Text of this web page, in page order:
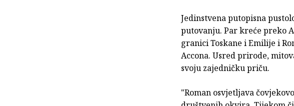
Jedinstvena putopisna
putovanju. Par kreće preko
granici Toskane i Emilije i
Accona. Usred prirode,
svoju zajedničku priču.
"Roman osvjetljava